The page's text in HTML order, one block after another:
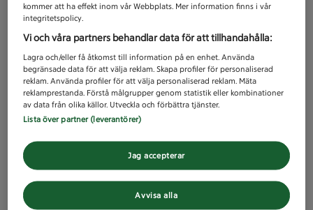
kommer att ha effekt inom vår Webbplats. Mer information finns i vår
integritetspolicy.
Vi och våra partners behandlar data för att tillhandahålla:
Lagra och/eller få åtkomst till information på en enhet. Använda
begränsade data för att välja reklam. Skapa profiler för personaliserad
reklam. Använda profiler för att välja personaliserad reklam. Mäta
reklamprestanda. Förstå målgrupper genom statistik eller kombinationer
av data från olika källor. Utveckla och förbättra tjänster.
Lista över partner (leverantörer)
Avvisa alla
Jag accepterar